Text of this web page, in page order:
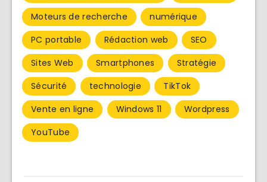
Moteurs de recherche
numérique
PC portable
Rédaction web
SEO
Sites Web
Smartphones
Stratégie
Sécurité
technologie
TikTok
Vente en ligne
Windows 11
Wordpress
YouTube